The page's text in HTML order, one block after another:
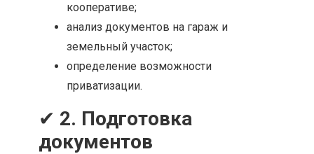
кооперативе;
анализ документов на гараж и
земельный участок;
определение возможности
приватизации.
✔ 2. Подготовка
документов